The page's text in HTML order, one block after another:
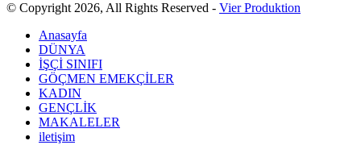
© Copyright 2026, All Rights Reserved - Vier Produktion
Anasayfa
DÜNYA
İŞÇİ SINIFI
GÖÇMEN EMEKÇİLER
KADIN
GENÇLİK
MAKALELER
iletişim